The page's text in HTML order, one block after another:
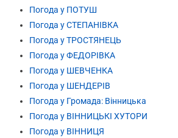
Погода у ПОТУШ
Погода у СТЕПАНІВКА
Погода у ТРОСТЯНЕЦЬ
Погода у ФЕДОРІВКА
Погода у ШЕВЧЕНКА
Погода у ШЕНДЕРІВ
Погода у Громада: Вінницька
Погода у ВІННИЦЬКІ ХУТОРИ
Погода у ВІННИЦЯ